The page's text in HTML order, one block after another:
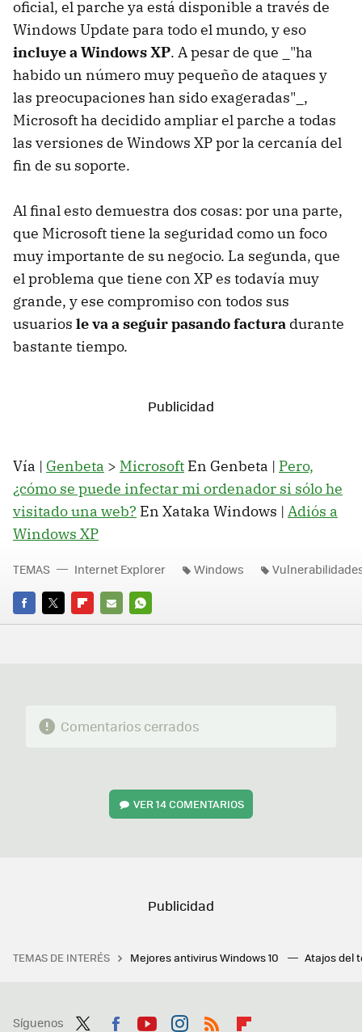
oficial, el parche ya está disponible a través de
Windows Update para todo el mundo, y eso
incluye a Windows XP. A pesar de que _"ha
habido un número muy pequeño de ataques y
las preocupaciones han sido exageradas"_,
Microsoft ha decidido ampliar el parche a todas
las versiones de Windows XP por la cercanía del
fin de su soporte.
Al final esto demuestra dos cosas: por una parte,
que Microsoft tiene la seguridad como un foco
muy importante de su negocio. La segunda, que
el problema que tiene con XP es todavía muy
grande, y ese compromiso con todos sus
usuarios le va a seguir pasando factura durante
bastante tiempo.
Vía | Genbeta > Microsoft En Genbeta | Pero,
¿cómo se puede infectar mi ordenador si sólo he
visitado una web? En Xataka Windows | Adiós a
Windows XP
FACEBOOK
TWITTERFLIPBOARD
E-
WHATSAPP
TEMAS Internet Explorer Windows
Comentarios cerrados
VER14 COMENTARIOS
TEMAS DE INTERÉS Mejores antivirus Windows 10 Atajos del
Síguenos